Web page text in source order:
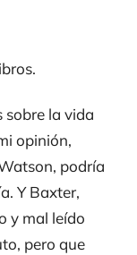
sobre la vida
opinión,
podría
Y Baxter,
y mal leído
pero que